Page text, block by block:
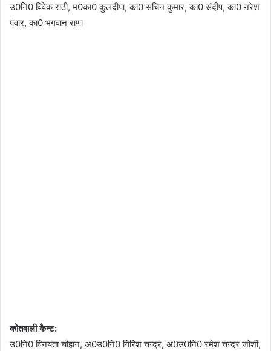
उ0नि0 विवेक राठी, म0का0 कुलदीपा, का0 सचिन कुमार, का0 संदीप, का0 नरेश
पंवार, का0 भगवान राणा
कोतवाली कैन्ट:
उ0नि0 विनयता चौहान, अ0उ0नि0 गिरिश चन्द्र, अ0उ0नि0 रमेश चन्द्र जोशी,